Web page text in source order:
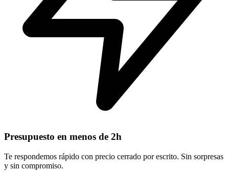
Presupuesto en menos de 2h
Te respondemos rápido con precio cerrado por escrito. Sin sorpresas
y sin compromiso.